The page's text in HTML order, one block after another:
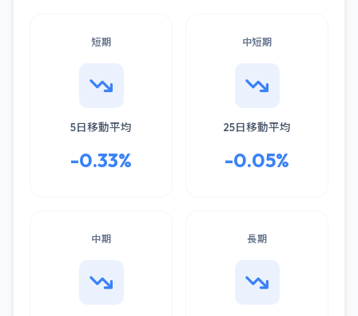
短期
5日移動平均
-0.33%
中短期
25日移動平均
-0.05%
中期 長期